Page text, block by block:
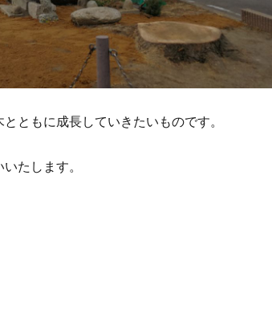
ともに成長していきたいものです。
たします。